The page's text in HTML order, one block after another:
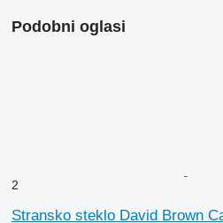
Podobni oglasi
2
Stransko steklo David Brown